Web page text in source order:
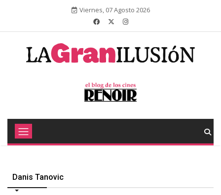
Viernes, 07 Agosto 2026
Danis Tanovic